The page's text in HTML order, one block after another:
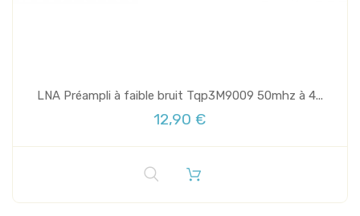
LNA Préampli à faible bruit Tqp3M9009 50mhz à 4...
12,90 €